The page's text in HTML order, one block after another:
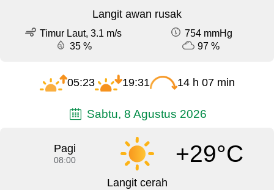
Langit awan rusak
Timur Laut, 3.1 m/s
754 mmHg
35 %
97 %
05:23 19:31 14 h 07 min
Sabtu, 8 Agustus 2026
Pagi
08:00 +29°C
Langit cerah